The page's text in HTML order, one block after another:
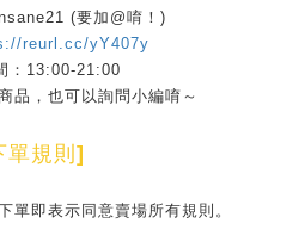
(要加@唷！)
reurl.cc/yY407y
：13:00-21:00
品，也可以詢問小編唷～
單規則 ]
單即表示同意賣場所有規則。